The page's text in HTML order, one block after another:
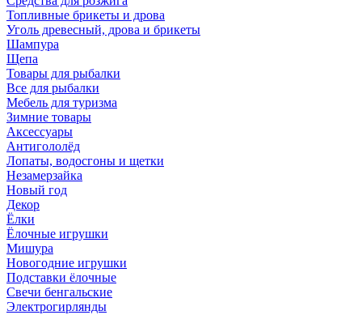
Топливные брикеты и дрова
Уголь древесный, дрова и брикеты
Шампура
Щепа
Товары для рыбалки
Все для рыбалки
Мебель для туризма
Зимние товары
Аксессуары
Антигололёд
Лопаты, водосгоны и щетки
Незамерзайка
Новый год
Декор
Ёлки
Ёлочные игрушки
Мишура
Новогодние игрушки
Подставки ёлочные
Свечи бенгальские
Электрогирлянды